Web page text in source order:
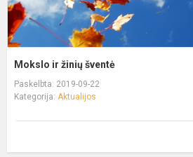
Mokslo ir žinių šventė
Paskelbta: 2019-09-22
Kategorija: Aktualijos